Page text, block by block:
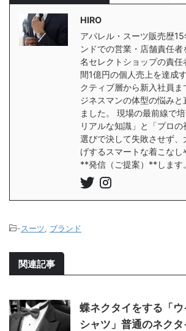
HIRO
アパレル・スーツ販売歴
ンドでの営業・店舗責任
名セレクトショップの責
間1億円の個人売上を達成
クティブ層から新入社員
ジネスマンの体型の悩みと
ました。 現場の最前線で
リアルな知識」と「プロ
選びで決して失敗させず、
げするスマートな着こなし
**発信（ご提案）**します。
-スーツ ブランド
関連記事
蝶ネクタイをする「
シャツ」普通のネクタ